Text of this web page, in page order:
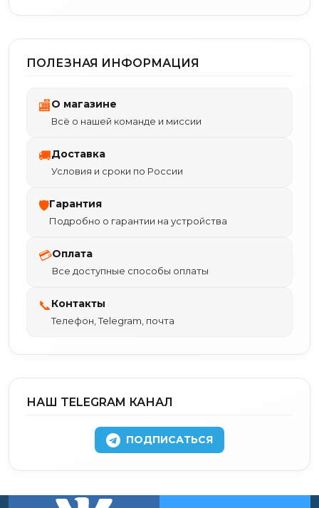
ПОЛЕЗНАЯ ИНФОРМАЦИЯ
🏬О магазине
Всё о нашей команде и миссии
🚚Доставка
Условия и сроки по России
🛡Гарантия
Подробно о гарантии на устройства
💳Оплата
Все доступные способы оплаты
📞Контакты
Телефон, Telegram, почта
НАШ TELEGRAM КАНАЛ
ПОДПИСАТЬСЯ